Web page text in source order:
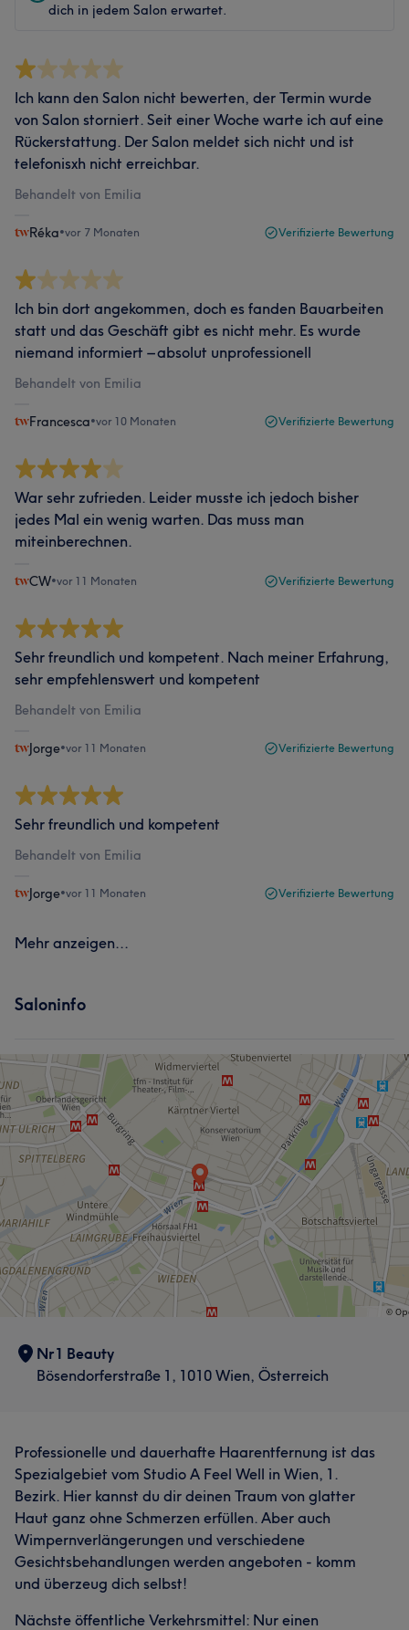
dich in jedem Salon erwartet.
Ich kann den Salon nicht bewerten, der Termin wurde
von Salon storniert. Seit einer Woche warte ich auf eine
Rückerstattung. Der Salon meldet sich nicht und ist
telefonisxh nicht erreichbar.
Behandelt von Emilia
Réka•vor 7 Monaten Verifizierte Bewertung
Ich bin dort angekommen, doch es fanden Bauarbeiten
statt und das Geschäft gibt es nicht mehr. Es wurde
niemand informiert – absolut unprofessionell
Behandelt von Emilia
Francesca•vor 10 Monaten Verifizierte Bewertung
War sehr zufrieden. Leider musste ich jedoch bisher
jedes Mal ein wenig warten. Das muss man
miteinberechnen.
CW•vor 11 Monaten Verifizierte Bewertung
Sehr freundlich und kompetent. Nach meiner Erfahrung,
sehr empfehlenswert und kompetent
Behandelt von Emilia
Jorge•vor 11 Monaten Verifizierte Bewertung
Sehr freundlich und kompetent
Behandelt von Emilia
Jorge•vor 11 Monaten Verifizierte Bewertung
Mehr anzeigen...
Saloninfo
Nr1 Beauty
Bösendorferstraße 1, 1010 Wien, Österreich
Professionelle und dauerhafte Haarentfernung ist das
Spezialgebiet vom Studio A Feel Well in Wien, 1.
Bezirk. Hier kannst du dir deinen Traum von glatter
Haut ganz ohne Schmerzen erfüllen. Aber auch
Wimpernverlängerungen und verschiedene
Gesichtsbehandlungen werden angeboten - komm
und überzeug dich selbst!
Nächste öffentliche Verkehrsmittel: Nur einen